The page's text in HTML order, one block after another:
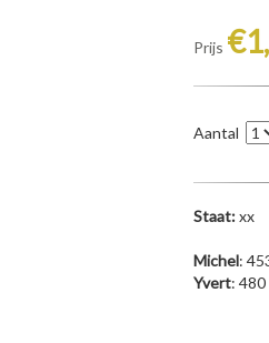
Prijs
Aantal
Staat:xx
Michel:
Yvert: 480